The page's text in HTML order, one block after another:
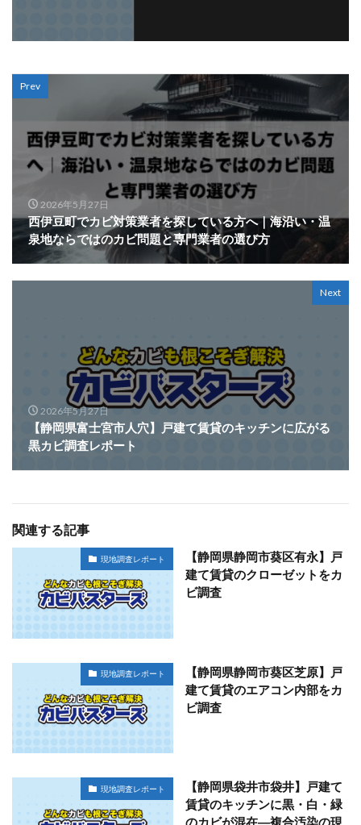
Prev
2026年5月27日
西伊豆町でカビ対策業者を探している方へ｜海沿い・温
泉地ならではのカビ問題と専門業者の選び方
Next
2026年5月27日
【静岡県富士宮市人穴】戸建て賃貸のキッチンに広がる
黒カビ調査レポート
関連する記事
現地調査レポート
【静岡県静岡市葵区有永】戸
建て賃貸のクローゼットをカ
ビ調査
現地調査レポート
【静岡県静岡市葵区芝原】戸
建て賃貸のエアコン内部をカ
ビ調査
現地調査レポート
【静岡県袋井市袋井】戸建て
賃貸のキッチンに黒・白・緑
のカビが混在―複合汚染の現